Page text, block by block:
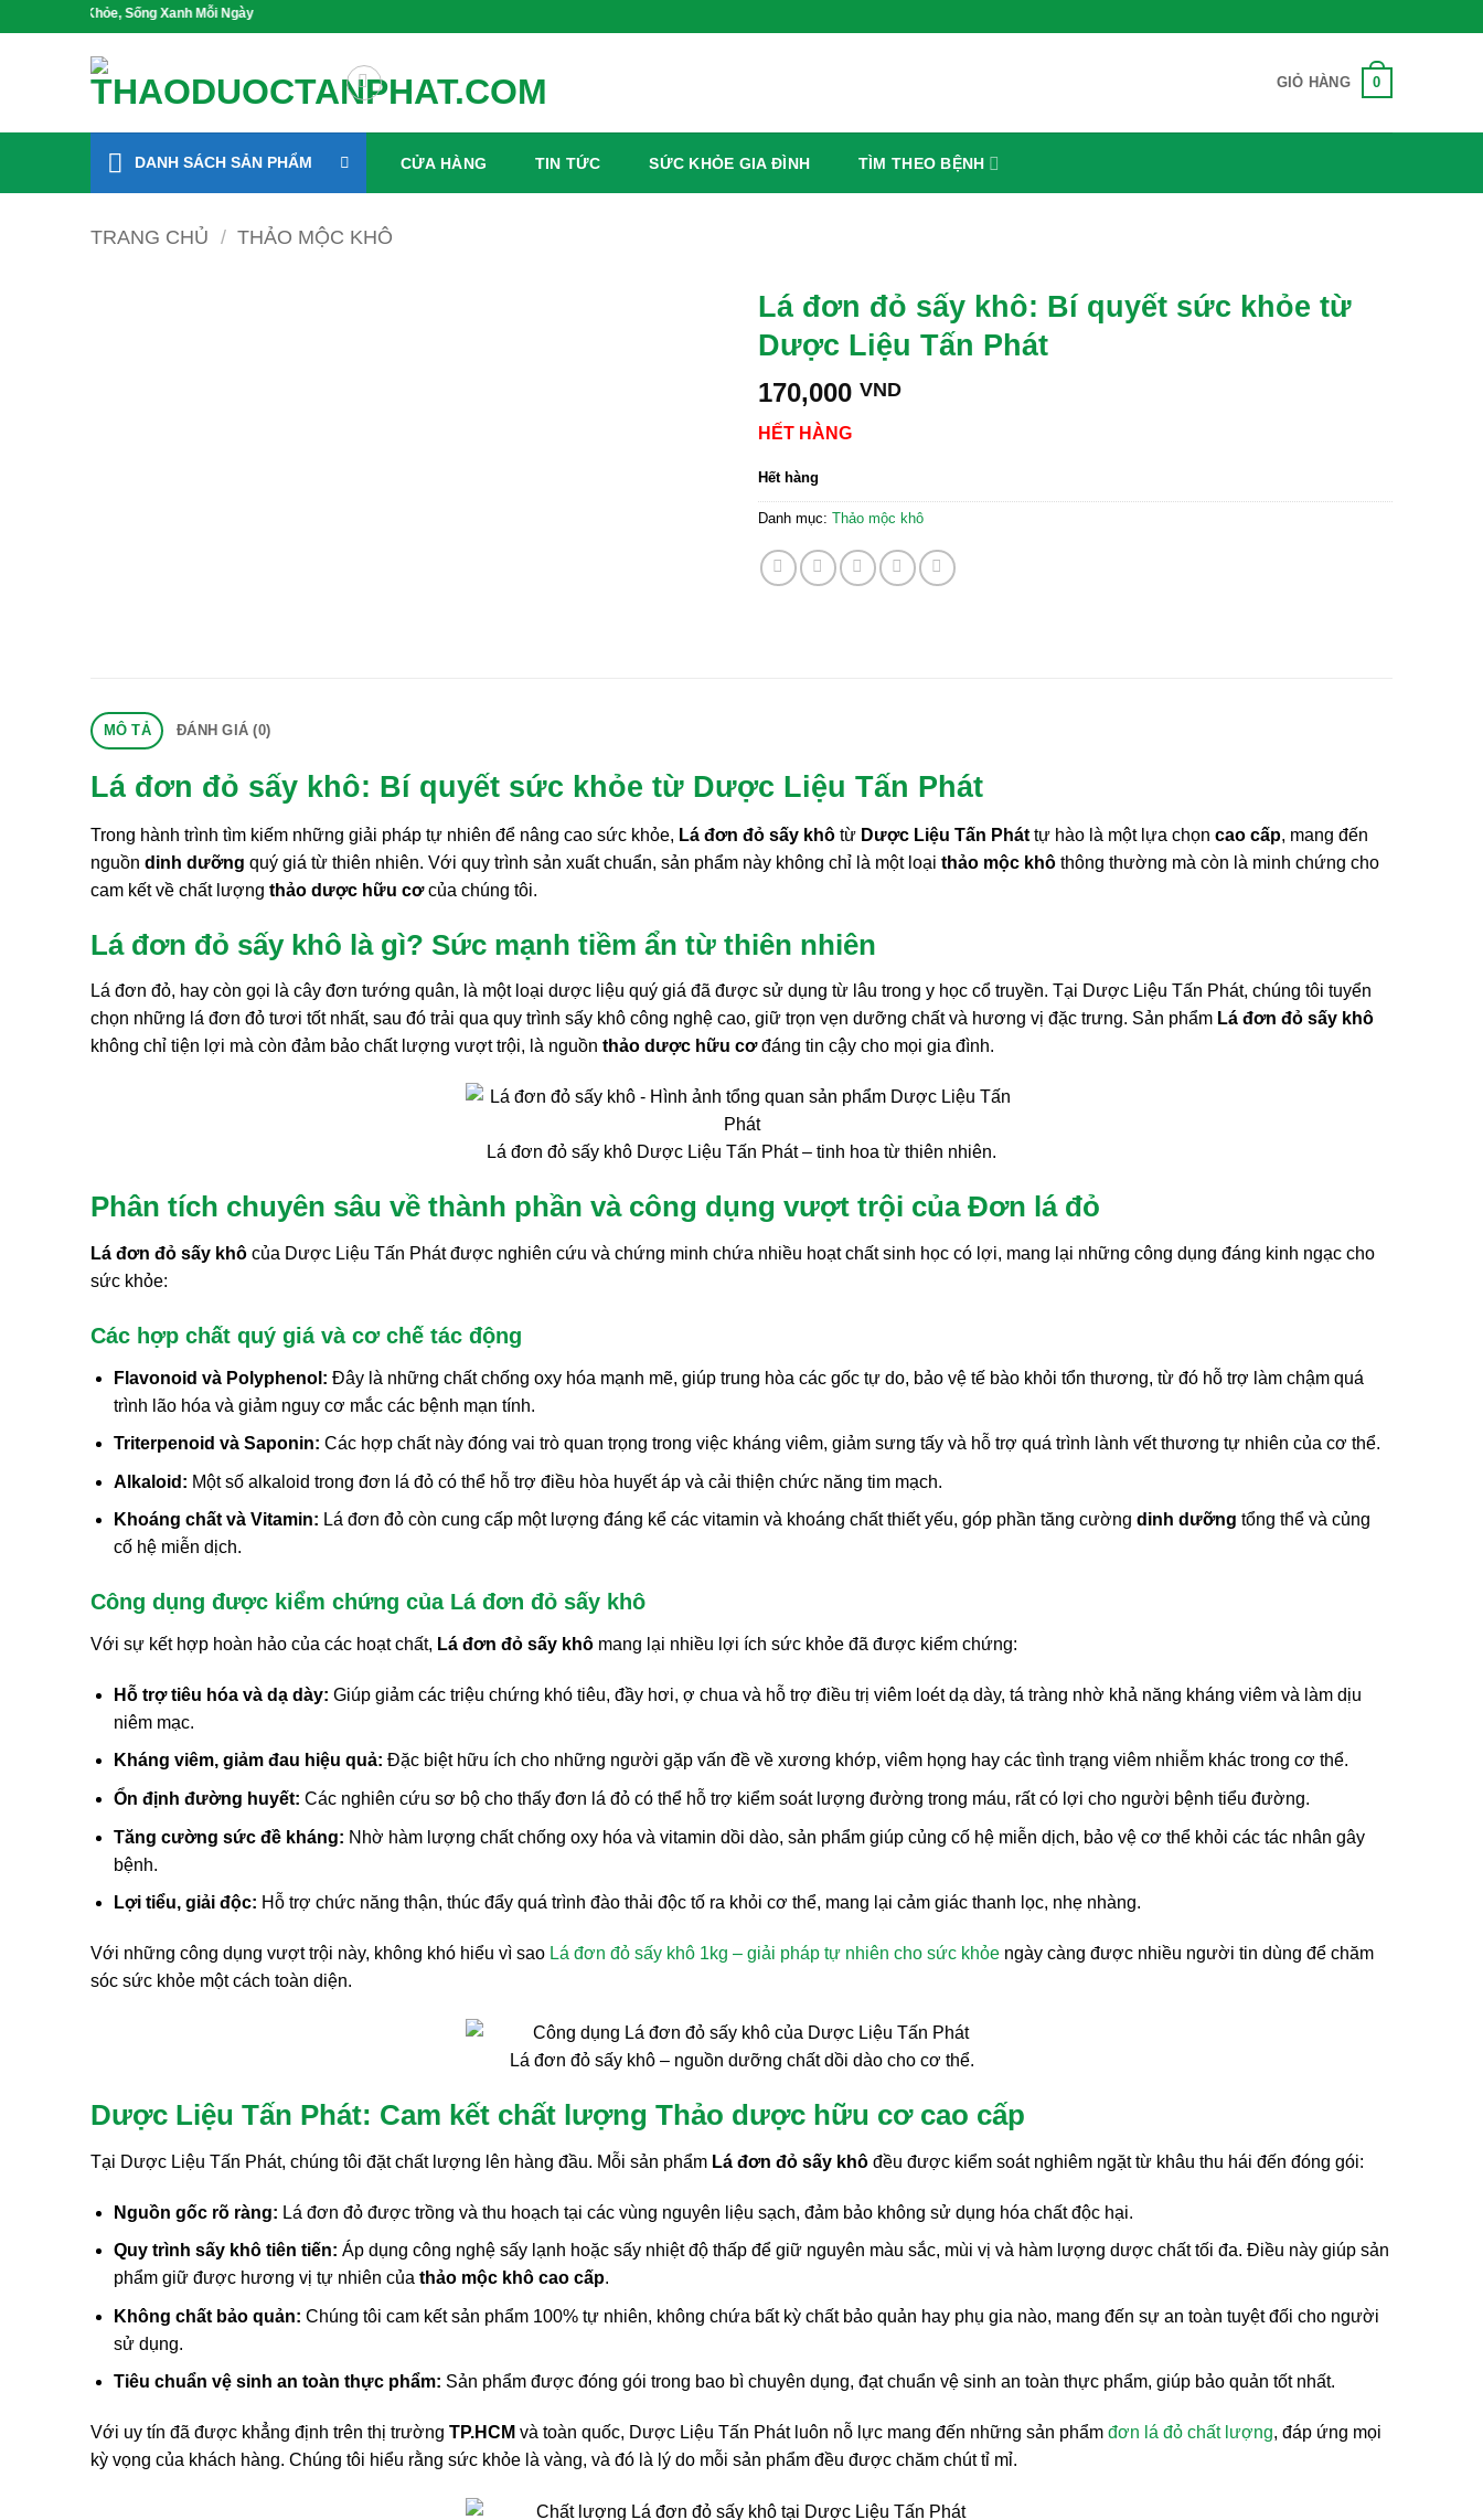
Khỏe, Sống Xanh Mỗi Ngày
GIỎ HÀNG 0
DANH SÁCH SẢN PHẨM CỬA HÀNG TIN TỨC SỨC KHỎE GIA ĐÌNH TÌM THEO BỆNH
TRANG CHỦ / THẢO MỘC KHÔ
Lá đơn đỏ sấy khô: Bí quyết sức khỏe từ
Dược Liệu Tấn Phát
170,000 VND
HẾT HÀNG
Hết hàng
Danh mục: Thảo mộc khô
MÔ TẢ ĐÁNH GIÁ (0)
Lá đơn đỏ sấy khô: Bí quyết sức khỏe từ Dược Liệu Tấn Phát
Trong hành trình tìm kiếm những giải pháp tự nhiên để nâng cao sức khỏe, Lá đơn đỏ sấy khô từ Dược Liệu Tấn Phát tự hào là một lựa chọn cao cấp, mang đến
nguồn dinh dưỡng quý giá từ thiên nhiên. Với quy trình sản xuất chuẩn, sản phẩm này không chỉ là một loại thảo mộc khô thông thường mà còn là minh chứng cho
cam kết về chất lượng thảo dược hữu cơcủa chúng tôi.
Lá đơn đỏ sấy khô là gì? Sức mạnh tiềm ẩn từ thiên nhiên
Lá đơn đỏ, hay còn gọi là cây đơn tướng quân, là một loại dược liệu quý giá đã được sử dụng từ lâu trong y học cổ truyền. Tại Dược Liệu Tấn Phát, chúng tôi tuyển
chọn những lá đơn đỏ tươi tốt nhất, sau đó trải qua quy trình sấy khô công nghệ cao, giữ trọn vẹn dưỡng chất và hương vị đặc trưng. Sản phẩm Lá đơn đỏ sấy khô
không chỉ tiện lợi mà còn đảm bảo chất lượng vượt trội, là nguồn thảo dược hữu cơđáng tin cậy cho mọi gia đình.
Lá đơn đỏ sấy khô Dược Liệu Tấn Phát – tinh hoa từ thiên nhiên.
Phân tích chuyên sâu về thành phần và công dụng vượt trội của Đơn lá đỏ
Lá đơn đỏ sấy khô của Dược Liệu Tấn Phát được nghiên cứu và chứng minh chứa nhiều hoạt chất sinh học có lợi, mang lại những công dụng đáng kinh ngạc cho
sức khỏe:
Các hợp chất quý giá và cơ chế tác động
Flavonoid và Polyphenol: Đây là những chất chống oxy hóa mạnh mẽ, giúp trung hòa các gốc tự do, bảo vệ tế bào khỏi tổn thương, từ đó hỗ trợ làm chậm quá
trình lão hóa và giảm nguy cơ mắc các bệnh mạn tính.
Triterpenoid và Saponin: Các hợp chất này đóng vai trò quan trọng trong việc kháng viêm, giảm sưng tấy và hỗ trợ quá trình lành vết thương tự nhiên của cơ thể.
Alkaloid: Một số alkaloid trong đơn lá đỏ có thể hỗ trợ điều hòa huyết áp và cải thiện chức năng tim mạch.
Khoáng chất và Vitamin: Lá đơn đỏ còn cung cấp một lượng đáng kể các vitamin và khoáng chất thiết yếu, góp phần tăng cường dinh dưỡng tổng thể và củng
cố hệ miễn dịch.
Công dụng được kiểm chứng của Lá đơn đỏ sấy khô
Với sự kết hợp hoàn hảo của các hoạt chất, Lá đơn đỏ sấy khô mang lại nhiều lợi ích sức khỏe đã được kiểm chứng:
Hỗ trợ tiêu hóa và dạ dày: Giúp giảm các triệu chứng khó tiêu, đầy hơi, ợ chua và hỗ trợ điều trị viêm loét dạ dày, tá tràng nhờ khả năng kháng viêm và làm dịu
niêm mạc.
Kháng viêm, giảm đau hiệu quả: Đặc biệt hữu ích cho những người gặp vấn đề về xương khớp, viêm họng hay các tình trạng viêm nhiễm khác trong cơ thể.
Ổn định đường huyết: Các nghiên cứu sơ bộ cho thấy đơn lá đỏ có thể hỗ trợ kiểm soát lượng đường trong máu, rất có lợi cho người bệnh tiểu đường.
Tăng cường sức đề kháng: Nhờ hàm lượng chất chống oxy hóa và vitamin dồi dào, sản phẩm giúp củng cố hệ miễn dịch, bảo vệ cơ thể khỏi các tác nhân gây
bệnh.
Lợi tiểu, giải độc: Hỗ trợ chức năng thận, thúc đẩy quá trình đào thải độc tố ra khỏi cơ thể, mang lại cảm giác thanh lọc, nhẹ nhàng.
Với những công dụng vượt trội này, không khó hiểu vì sao Lá đơn đỏ sấy khô 1kg – giải pháp tự nhiên cho sức khỏe ngày càng được nhiều người tin dùng để chăm
sóc sức khỏe một cách toàn diện.
Lá đơn đỏ sấy khô – nguồn dưỡng chất dồi dào cho cơ thể.
Dược Liệu Tấn Phát: Cam kết chất lượng Thảo dược hữu cơ cao cấp
Tại Dược Liệu Tấn Phát, chúng tôi đặt chất lượng lên hàng đầu. Mỗi sản phẩm Lá đơn đỏ sấy khô đều được kiểm soát nghiêm ngặt từ khâu thu hái đến đóng gói:
Nguồn gốc rõ ràng: Lá đơn đỏ được trồng và thu hoạch tại các vùng nguyên liệu sạch, đảm bảo không sử dụng hóa chất độc hại.
Quy trình sấy khô tiên tiến: Áp dụng công nghệ sấy lạnh hoặc sấy nhiệt độ thấp để giữ nguyên màu sắc, mùi vị và hàm lượng dược chất tối đa. Điều này giúp sản
phẩm giữ được hương vị tự nhiên của thảo mộc khô cao cấp.
Không chất bảo quản: Chúng tôi cam kết sản phẩm 100% tự nhiên, không chứa bất kỳ chất bảo quản hay phụ gia nào, mang đến sự an toàn tuyệt đối cho người
sử dụng.
Tiêu chuẩn vệ sinh an toàn thực phẩm: Sản phẩm được đóng gói trong bao bì chuyên dụng, đạt chuẩn vệ sinh an toàn thực phẩm, giúp bảo quản tốt nhất.
Với uy tín đã được khẳng định trên thị trường TP.HCM và toàn quốc, Dược Liệu Tấn Phát luôn nỗ lực mang đến những sản phẩm đơn lá đỏ chất lượng, đáp ứng mọi
kỳ vọng của khách hàng. Chúng tôi hiểu rằng sức khỏe là vàng, và đó là lý do mỗi sản phẩm đều được chăm chút tỉ mỉ.